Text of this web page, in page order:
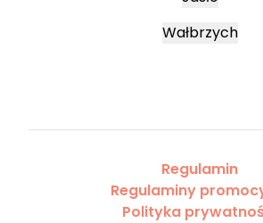
Wałbrzych
Regulamin
Regulaminy
Polityka